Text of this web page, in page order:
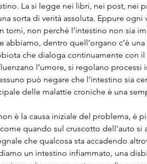
La si legge nei libri, nei post, nei
sorta di verità assoluta. Eppure
torni, non perché l’intestino non sia
abbiamo, dentro quell’organo c’è
che dialoga continuamente con
l’umore, si regolano
può negare che l’intestino sia
delle malattie croniche è una
è la causa iniziale del problema, è
quando sul cruscotto dell’auto si
che qualcosa sta accadendo
un intestino infiammato, una